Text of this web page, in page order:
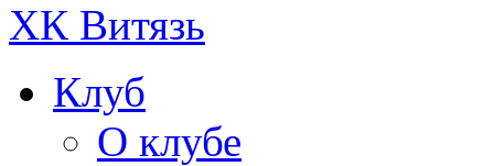
ХК Витязь
Клуб
О клубе